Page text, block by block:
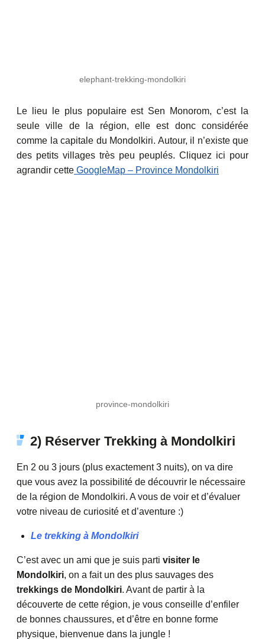
elephant-trekking-mondolkiri
Le lieu le plus populaire est Sen Monorom, c’est la
seule ville de la région, elle est donc considérée
comme la capitale du Mondolkiri. Autour, il n’existe que
des petits villages très peu peuplés. Cliquez ici pour
agrandir cette GoogleMap – Province Mondolkiri
province-mondolkiri
2) Réserver Trekking à Mondolkiri
En 2 ou 3 jours (plus exactement 3 nuits), on va dire
que vous avez la possibilité de découvrir le nécessaire
de la région de Mondolkiri. A vous de voir et d’évaluer
votre niveau de curiosité et d’aventure :)
Le trekking à Mondolkiri
C’est avec un ami que je suis parti visiter le
Mondolkiri, on a fait un des plus sauvages des
trekkings de Mondolkiri. Avant de partir à la
découverte de cette région, je vous conseille d’enfiler
de bonnes chaussures, et d’être en bonne forme
physique, bienvenue dans la jungle !